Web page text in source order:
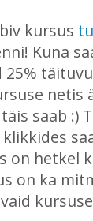
kursus
Kuna
25%
netis
saab :)
on hetkel
on ka